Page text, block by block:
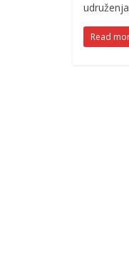
Read